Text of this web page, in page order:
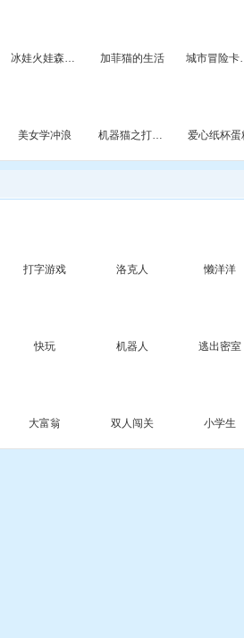
冰娃火娃森林能量 加菲猫的生活 城
美女学冲浪 机器猫之打字游戏 爱心纸杯蛋
打字游戏 洛克人 懒洋洋
快玩 机器人 逃出密室
大富翁 双人闯关 小学生